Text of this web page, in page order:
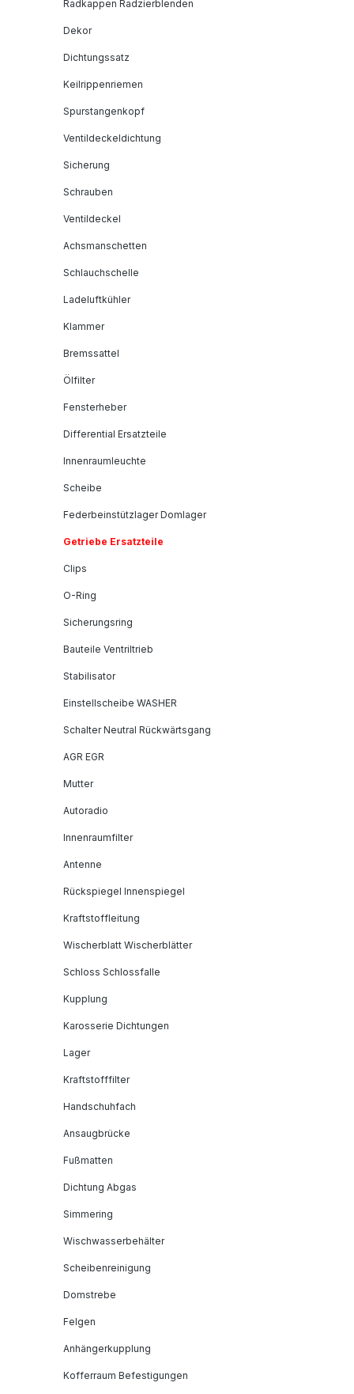
Radkappen Radzierblenden
Dekor
Dichtungssatz
Keilrippenriemen
Spurstangenkopf
Ventildeckeldichtung
Sicherung
Schrauben
Ventildeckel
Achsmanschetten
Schlauchschelle
Ladeluftkühler
Klammer
Bremssattel
Ölfilter
Fensterheber
Differential Ersatzteile
Innenraumleuchte
Scheibe
Federbeinstützlager Domlager
Getriebe Ersatzteile
Clips
O-Ring
Sicherungsring
Bauteile Ventriltrieb
Stabilisator
Einstellscheibe WASHER
Schalter Neutral Rückwärtsgang
AGR EGR
Mutter
Autoradio
Innenraumfilter
Antenne
Rückspiegel Innenspiegel
Kraftstoffleitung
Wischerblatt Wischerblätter
Schloss Schlossfalle
Kupplung
Karosserie Dichtungen
Lager
Kraftstofffilter
Handschuhfach
Ansaugbrücke
Fußmatten
Dichtung Abgas
Simmering
Wischwasserbehälter
Scheibenreinigung
Domstrebe
Felgen
Anhängerkupplung
Kofferraum Befestigungen